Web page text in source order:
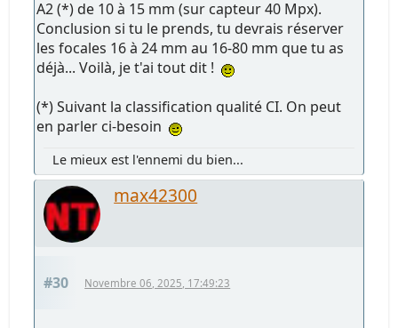
A2 (*) de 10 à 15 mm (sur capteur 40 Mpx).
Conclusion si tu le prends, tu devrais réserver
les focales 16 à 24 mm au 16-80 mm que tu as
déjà... Voilà, je t'ai tout dit !
(*) Suivant la classification qualité CI. On peut
en parler ci-besoin
Le mieux est l'ennemi du bien...
max42300
#30 Novembre 06, 2025, 17:49:23